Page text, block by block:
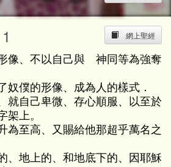
網上聖經
像、不以自己與 神同等為強奪
奴僕的形像、成為人的樣式．
就自己卑微、存心順服、以至於
架上。
至高、又賜給他那超乎萬名之
、地上的、和地底下的、因耶穌